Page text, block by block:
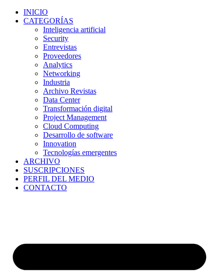
INICIO
CATEGORÍAS
Inteligencia artificial
Security
Entrevistas
Proveedores
Analytics
Networking
Industria
Archivo Revistas
Data Center
Transformación digital
Project Management
Cloud Computing
Desarrollo de software
Innovation
Tecnologías emergentes
ARCHIVO
SUSCRIPCIONES
PERFIL DEL MEDIO
CONTACTO